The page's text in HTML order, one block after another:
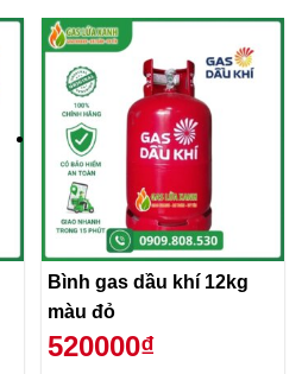
Bình gas dầu khí 12kg
màu đỏ
520000₫